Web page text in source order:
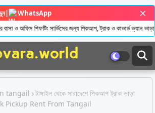
|
WhatsApp
শিফটিং সার্ভিসের জন্য পিকআপ, ট্রাক ও কাভার্ড ভ্যান ভাড়া
tangail
টাঙ্গাইল থেকে সারাদেশে পিকআপ ট্রাক ভাড়া
Pickup Rent From Tangail